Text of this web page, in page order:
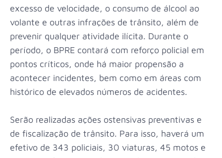
excesso de velocidade, o consumo de álcool ao
volante e outras infrações de trânsito, além de
prevenir qualquer atividade ilícita. Durante o
período, o BPRE contará com reforço policial em
pontos críticos, onde há maior propensão a
acontecer incidentes, bem como em áreas com
histórico de elevados números de acidentes.
Serão realizadas ações ostensivas preventivas e
de fiscalização de trânsito. Para isso, haverá um
efetivo de 343 policiais, 30 viaturas, 45 motos e